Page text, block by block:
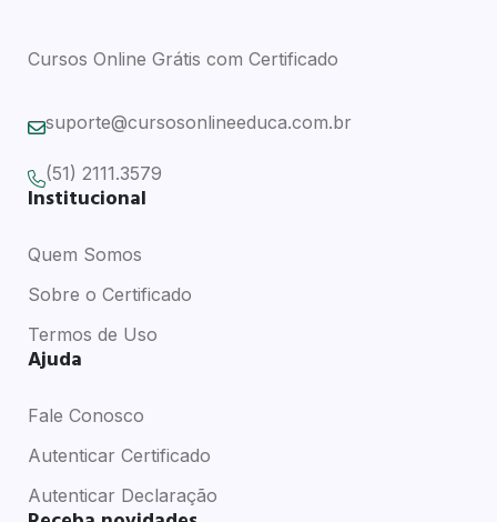
Cursos Online Grátis com Certificado
suporte@cursosonlineeduca.com.br
(51) 2111.3579
Institucional
Quem Somos
Sobre o Certificado
Termos de Uso
Ajuda
Fale Conosco
Autenticar Certificado
Autenticar Declaração